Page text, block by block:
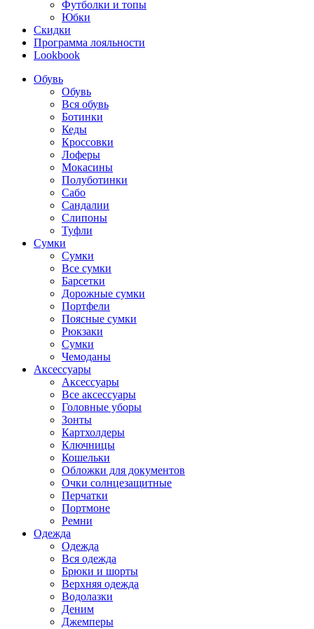
Футболки и топы
Юбки
Скидки
Программа лояльности
Lookbook
Обувь
Обувь
Вся обувь
Ботинки
Кеды
Кроссовки
Лоферы
Мокасины
Полуботинки
Сабо
Сандалии
Слипоны
Туфли
Сумки
Сумки
Все сумки
Барсетки
Дорожные сумки
Портфели
Поясные сумки
Рюкзаки
Сумки
Чемоданы
Аксессуары
Аксессуары
Все аксессуары
Головные уборы
Зонты
Картхолдеры
Ключницы
Кошельки
Обложки для документов
Очки солнцезащитные
Перчатки
Портмоне
Ремни
Одежда
Одежда
Вся одежда
Брюки и шорты
Верхняя одежда
Водолазки
Деним
Джемперы